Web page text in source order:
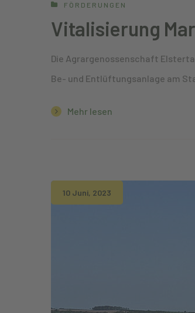
FÖRDERUNGEN
Vitalisierung
Die Agrargenossenschaft
Be- und Entlüftungsanlage am
Mehr lesen
10 Juni, 2023